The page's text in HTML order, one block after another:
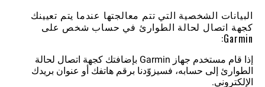
البيانات الشخصية التي تتم معالجتها عندما يتم تعيينك
كجهة اتصال لحالة الطوارئ في حساب شخص على
Garmin:
إذا قام مستخدم جهاز Garmin بإضافتك كجهة اتصال لحالة
الطوارئ إلى حسابه، فسيزوّدنا برقم هاتفك أو عنوان بريدك
الإلكتروني.